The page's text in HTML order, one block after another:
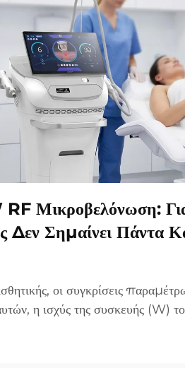
Μικροβελόνωση:
Δεν Σημαίνει Πάντα
οι συγκρίσεις
η ισχύς της συσκευής (W)
είναι πολύ διαφορετική. Σε